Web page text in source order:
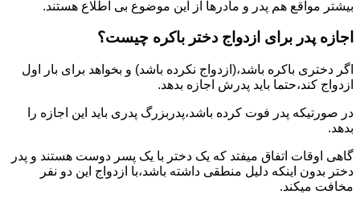
بیشتر مواقع هم پدر و مادرها از این موضوع بی اطلاع هستند.
اجازه پدر برای ازدواج دختر باکره چیست؟
اگر دختری باکره باشد،(ازدواج نکرده باشد) و بخواهد برای بار اول
ازدواج کند،حتما باید پدرش اجازه بدهد.
در صورتیکه پدر فوت کرده باشد،پدربزرگ پدری باید این اجازه را
بدهد.
گاهی اوقات اتفاق میفتد که یک دختر با یک پسر دوست هستند و پدر
دختر بدون اینکه دلیل منطقی داشته باشد،با ازدواج این دو نفر
مخافت میکند.